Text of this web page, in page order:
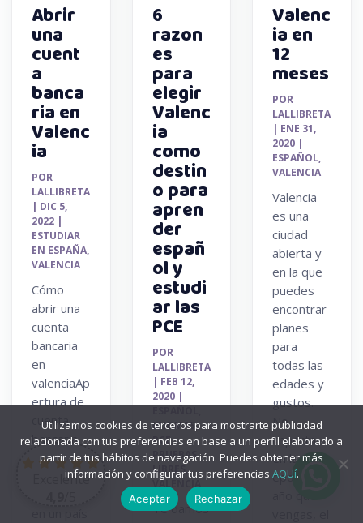
Abrir
una
cuent
a
banca
ria en
Valenc
ia
POR
LALLIBRETA
| DIC 5,
2022 |
ESTUDIAR
EN ESPAÑA,
VALENCIA
Cómo
abrir una
cuenta
bancaria
en
valenciaAp
ertura de
cuenta
bancaria
Abrir una
cuenta
6
razon
es
para
elegir
Valenc
ia
como
destin
o para
apren
der
españ
ol y
estudi
ar las
PCE
POR
LALLIBRETA
| FEB 12,
2020|
IDIOMAS,
PCE,
PRUEBAS
LIBRES,
VALENCIA
Te damos
Valenc
ia en
12
meses
POR
LALLIBRETA
| ENE 31,
2020 |
ESPAÑOL,
VALENCIA
Valencia
es una
ciudad
abierta y
en la que
puedes
encontrar
planes
para
todas las
edades y
gustos.
No
importa
en la
época del
Excelente
Utilizamos cookies de terceros para mostrarte publicidad
relacionada con tus preferencias en base a un perfil elaborado a
partir de tus hábitos de navegación. Puedes obtener más
información y configurar tus preferencias AQUí.
Aceptar Rechazar